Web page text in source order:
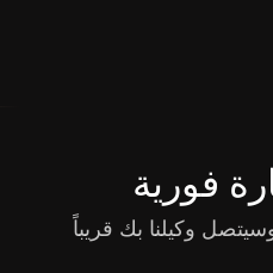
فورية
وسيتصل وكيلنا بك قريباً